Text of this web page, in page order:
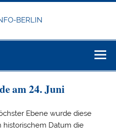
am 24. Juni
Ebene wurde diese
historischem Datum die